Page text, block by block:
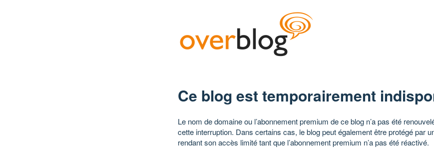
Ce blog est temporairement
Le nom de domaine ou l’abonnement premium de ce blog n’a pas été
cette interruption. Dans certains cas, le blog peut également être protégé par
rendant son accès limité tant que l’abonnement premium n’a pas été réactivé.